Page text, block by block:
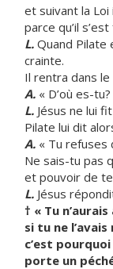
et suivant la
parce qu’il
L. Quand Pilate
crainte.
Il rentra dans
A. « D’où es-tu?
L. Jésus ne lui
Pilate lui dit
A. « Tu refuses
Ne sais-tu pas
et pouvoir de
L. Jésus
† « Tu
si tu ne l’avais
c’est
porte un